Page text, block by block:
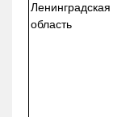
Ленинградская
область